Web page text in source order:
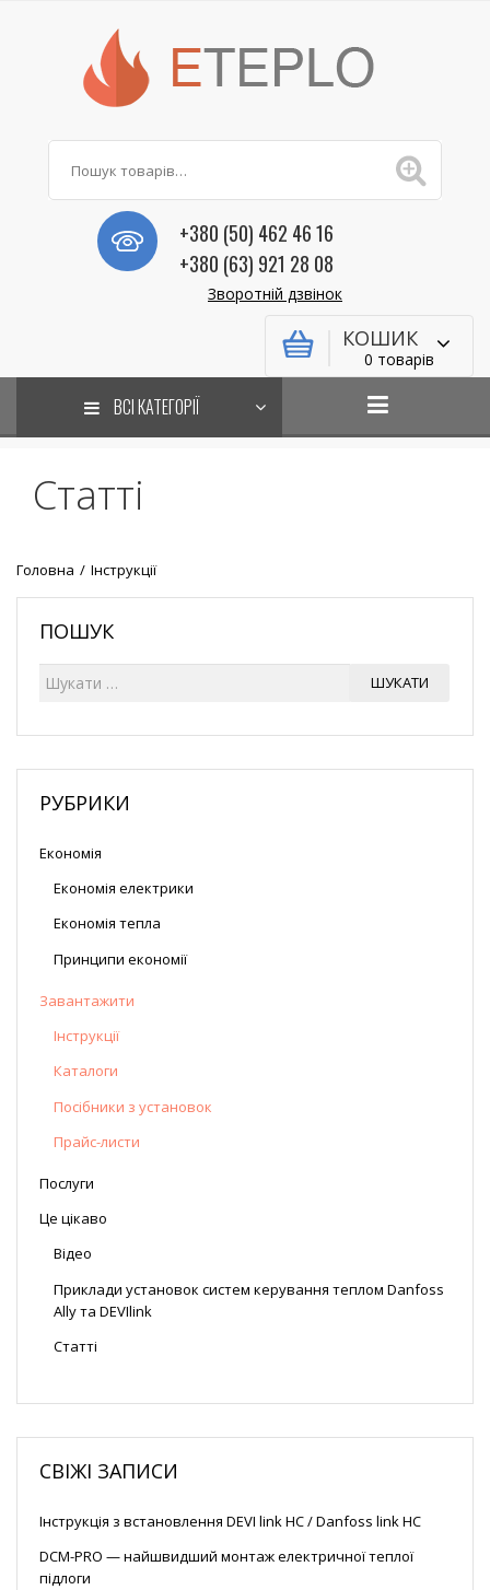
+380 (50) 462 46 16
+380 (63) 921 28 08
Зворотній дзвінок
КОШИК
0 товарів
ВСІ КАТЕГОРІЇ
Статті
Головна / Інструкції
ПОШУК
Ш
а
ШУКАТИ
РУБРИКИ
Економія
Економія електрики
Економія тепла
Принципи економії
Завантажити
Інструкції
Каталоги
Посібники з установок
Прайс-листи
Послуги
Це цікаво
Відео
Приклади установок систем керування теплом Danfoss
Ally та DEVIlink
Статті
СВІЖІ ЗАПИСИ
Інструкція з встановлення DEVI link HC / Danfoss link HC
DCM-PRO — найшвидший монтаж електричної теплої
підлоги